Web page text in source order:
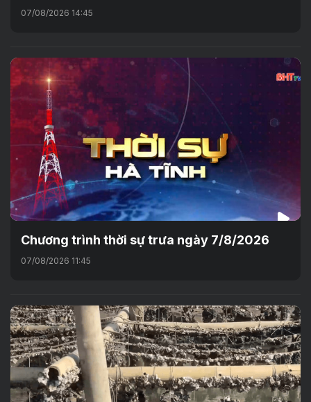
07/08/2026 14:45
Chương trình thời sự trưa ngày 7/8/2026
07/08/2026 11:45